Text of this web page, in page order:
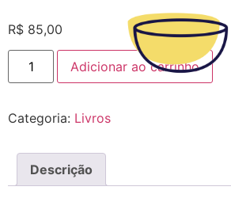
R$ 85,00
Adicionar ao carrinho
Categoria: Livros
Descrição